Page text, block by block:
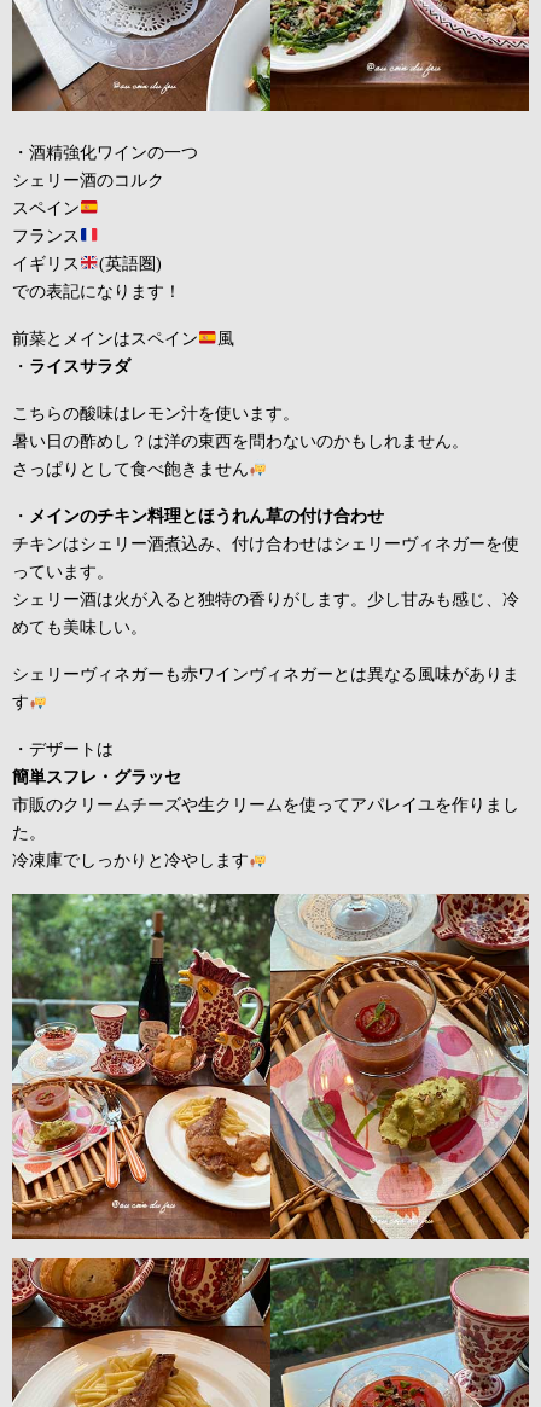
・酒精強化ワインの一つ
シェリー酒のコルク
スペイン
フランス
イギリス
(英語圏)
での表記になります！
前菜とメインはスペイン
風
・ ライスサラダ
こちらの酸味はレモン汁を使います。
暑い日の酢めし？は洋の東西を問わないのかもしれません。
さっぱりとして食べ飽きません
・ メインのチキン料理とほうれん草の付け合わせ
チキンはシェリー酒煮込み、付け合わせはシェリーヴィネガーを使
っています。
シェリー酒は火が入ると独特の香りがします。少し甘みも感じ、冷
めても美味しい。
シェリーヴィネガーも赤ワインヴィネガーとは異なる風味がありま
す
・デザートは
簡単スフレ・グラッセ
市販のクリームチーズや生クリームを使ってアパレイユを作りまし
た。
冷凍庫でしっかりと冷やします